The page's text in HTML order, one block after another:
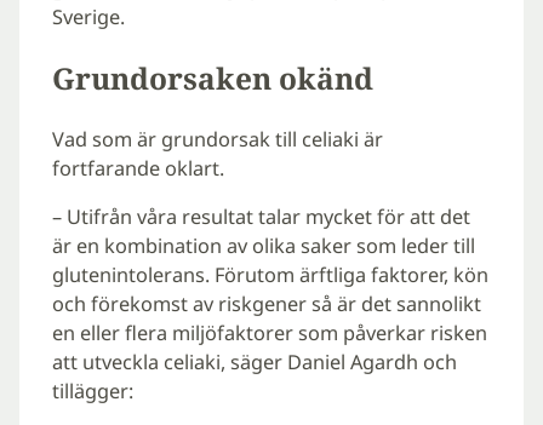
Sverige.
Grundorsaken okänd
Vad som är grundorsak till celiaki är
fortfarande oklart.
– Utifrån våra resultat talar mycket för att det
är en kombination av olika saker som leder till
glutenintolerans. Förutom ärftliga faktorer, kön
och förekomst av riskgener så är det sannolikt
en eller flera miljöfaktorer som påverkar risken
att utveckla celiaki, säger Daniel Agardh och
tillägger: